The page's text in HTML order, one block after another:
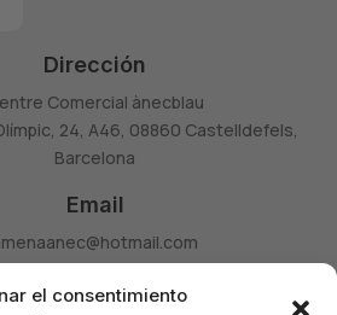
el consentimiento
Dirección
Comercial ànecblau
24, A46, 08860 Castelldefels,
Barcelona
Email
Teléfono